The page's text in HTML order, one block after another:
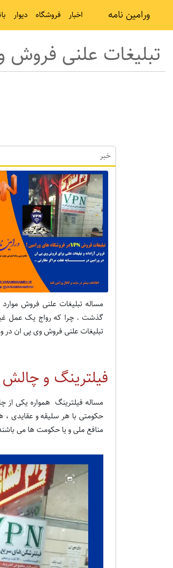
ورامین نامه اخبار فروشگاه دیوار
تبلیغات علنی فروش
خبر
مساله تبلیغات علنی فروش
گذشت . چرا که رواج یک عمل غیر
تبلیغات علنی فروش وی پی ان در
فیلترینگ و
مساله فیلترینگ همواره یکی
حکومتی با هر سلیقه و عقایدی ،
منافع ملی و یا حکومت ها می